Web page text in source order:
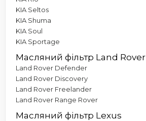
KIA Seltos
KIA Shuma
KIA Soul
KIA Sportage
Масляний фільтр Land Rover
Land Rover Defender
Land Rover Discovery
Land Rover Freelander
Land Rover Range Rover
Масляний фільтр Lexus